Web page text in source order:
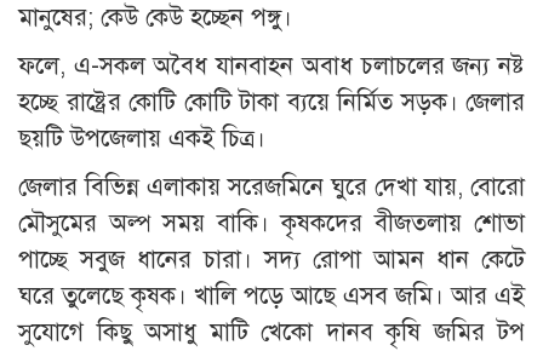
মানুষের; কেউ কেউ হচ্ছেন পঙ্গু।
ফলে, এ-সকল অবৈধ যানবাহন অবাধ চলাচলের জন্য নষ্ট
হচ্ছে রাষ্ট্রের কোটি কোটি টাকা ব্যয়ে নির্মিত সড়ক। জেলার
ছয়টি উপজেলায় একই চিত্র।
জেলার বিভিন্ন এলাকায় সরেজমিনে ঘুরে দেখা যায়, বোরো
মৌসুমের অল্প সময় বাকি। কৃষকদের বীজতলায় শোভা
পাচ্ছে সবুজ ধানের চারা। সদ্য রোপা আমন ধান কেটে
ঘরে তুলেছে কৃষক। খালি পড়ে আছে এসব জমি। আর এই
সুযোগে কিছু অসাধু মাটি খেকো দানব কৃষি জমির টপ